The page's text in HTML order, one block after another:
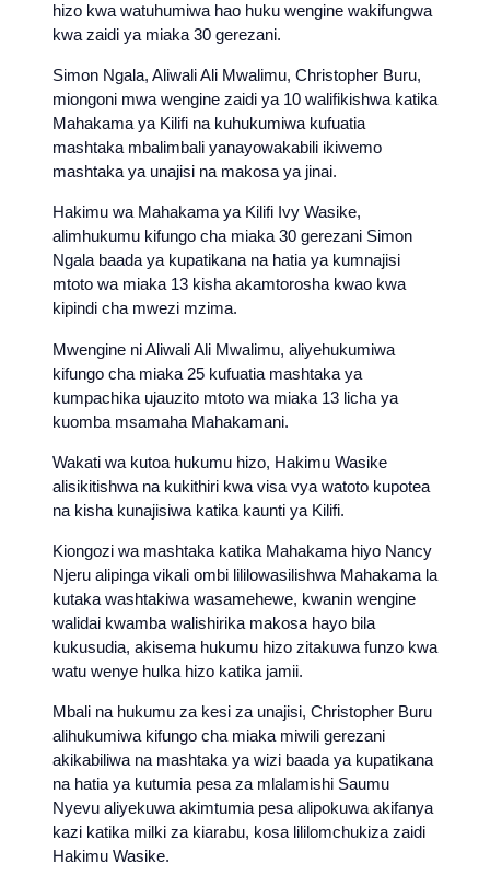
hizo kwa watuhumiwa hao huku wengine wakifungwa
kwa zaidi ya miaka 30 gerezani.
Simon Ngala, Aliwali Ali Mwalimu, Christopher Buru,
miongoni mwa wengine zaidi ya 10 walifikishwa katika
Mahakama ya Kilifi na kuhukumiwa kufuatia
mashtaka mbalimbali yanayowakabili ikiwemo
mashtaka ya unajisi na makosa ya jinai.
Hakimu wa Mahakama ya Kilifi Ivy Wasike,
alimhukumu kifungo cha miaka 30 gerezani Simon
Ngala baada ya kupatikana na hatia ya kumnajisi
mtoto wa miaka 13 kisha akamtorosha kwao kwa
kipindi cha mwezi mzima.
Mwengine ni Aliwali Ali Mwalimu, aliyehukumiwa
kifungo cha miaka 25 kufuatia mashtaka ya
kumpachika ujauzito mtoto wa miaka 13 licha ya
kuomba msamaha Mahakamani.
Wakati wa kutoa hukumu hizo, Hakimu Wasike
alisikitishwa na kukithiri kwa visa vya watoto kupotea
na kisha kunajisiwa katika kaunti ya Kilifi.
Kiongozi wa mashtaka katika Mahakama hiyo Nancy
Njeru alipinga vikali ombi lililowasilishwa Mahakama la
kutaka washtakiwa wasamehewe, kwanin wengine
walidai kwamba walishirika makosa hayo bila
kukusudia, akisema hukumu hizo zitakuwa funzo kwa
watu wenye hulka hizo katika jamii.
Mbali na hukumu za kesi za unajisi, Christopher Buru
alihukumiwa kifungo cha miaka miwili gerezani
akikabiliwa na mashtaka ya wizi baada ya kupatikana
na hatia ya kutumia pesa za mlalamishi Saumu
Nyevu aliyekuwa akimtumia pesa alipokuwa akifanya
kazi katika milki za kiarabu, kosa lililomchukiza zaidi
Hakimu Wasike.